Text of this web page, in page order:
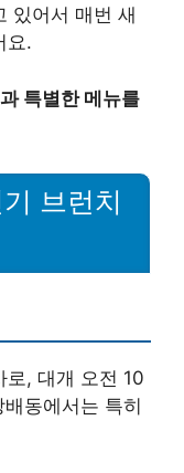
있어서 매번 새
요.
특별한 메뉴를
브런치
로, 대개 오전 10
동에서는 특히